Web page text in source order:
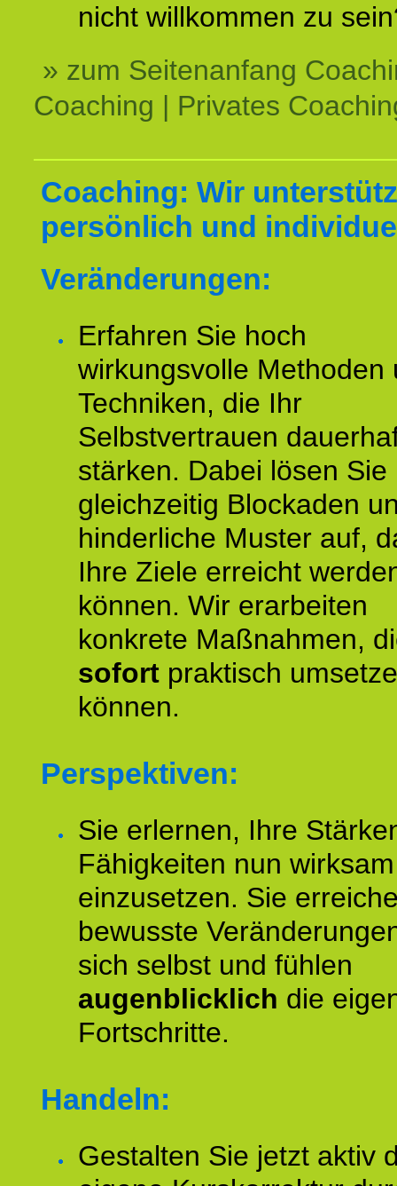
nicht willkommen zu
» zum Seitenanfang
Coaching | Privates
Coaching: Wir
persönlich und
Veränderungen:
Erfahren Sie hoch
wirkungsvolle Methoden
Techniken, die Ihr
Selbstvertrauen
stärken. Dabei lösen Sie
gleichzeitig Blockaden
hinderliche Muster auf,
Ihre Ziele erreicht
können. Wir erarbeiten
konkrete Maßnahmen,
sofort praktisch
können.
Perspektiven:
Sie erlernen, Ihre
Fähigkeiten nun wirksam
einzusetzen. Sie
bewusste
sich selbst und fühlen
augenblicklich die
Fortschritte.
Handeln:
Gestalten Sie jetzt aktiv